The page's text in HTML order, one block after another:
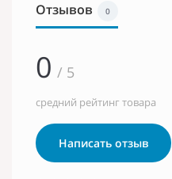
Отзывов 0
0 / 5
средний рейтинг товара
Написать отзыв